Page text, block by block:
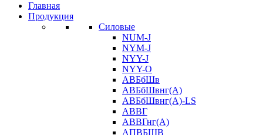
Главная
Продукция
Силовые
NUM-J
NYM-J
NYY-J
NYY-O
АВБбШв
АВБбШвнг(А)
АВБбШвнг(А)-LS
АВВГ
АВВГнг(А)
АПВБШВ